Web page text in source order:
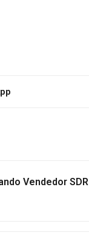
Vendedor SDR